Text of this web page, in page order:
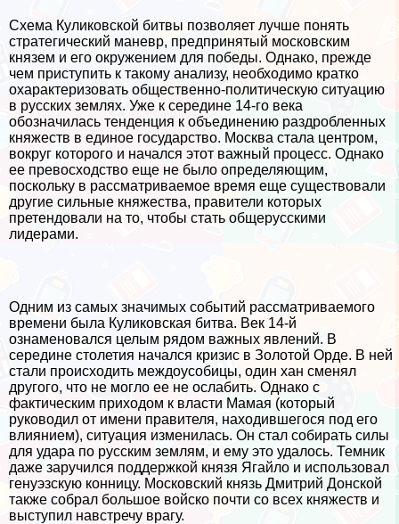
Схема Куликовской битвы позволяет лучше понять
стратегический маневр, предпринятый московским
князем и его окружением для победы. Однако, прежде
чем приступить к такому анализу, необходимо кратко
охаpaктеризовать общественно-политическую ситуацию
в русских землях. Уже к середине 14-го века
обозначилась тенденция к объединению раздробленных
княжеств в единое государство. Москва стала центром,
вокруг которого и начался этот важный процесс. Однако
ее превосходство еще не было определяющим,
поскольку в рассматриваемое время еще существовали
другие сильные княжества, правители которых
претендовали на то, чтобы стать общерусскими
лидерами.
Одним из самых значимых событий рассматриваемого
времени была Куликовская битва. Век 14-й
ознаменовался целым рядом важных явлений. В
середине столетия начался кризис в Золотой Орде. В ней
стали происходить междоусобицы, один хан сменял
другого, что не могло ее не ослабить. Однако с
фактическим приходом к власти Мамая (который
руководил от имени правителя, находившегося под его
влиянием), ситуация изменилась. Он стал собирать силы
для удара по русским землям, и ему это удалось. Темник
даже заручился поддержкой князя Ягайло и использовал
генуэзскую конницу. Московский князь Дмитрий Донской
также собрал большое войско почти со всех княжеств и
выступил навстречу врагу.